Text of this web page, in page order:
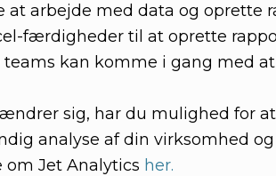
at arbejde med data og oprette
færdigheder til at oprette
teams kan komme i gang med
sig, har du mulighed for
analyse af din virksomhed
om Jet Analytics her.